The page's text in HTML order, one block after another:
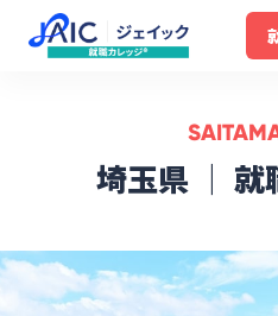
埼玉県 ｜ 就